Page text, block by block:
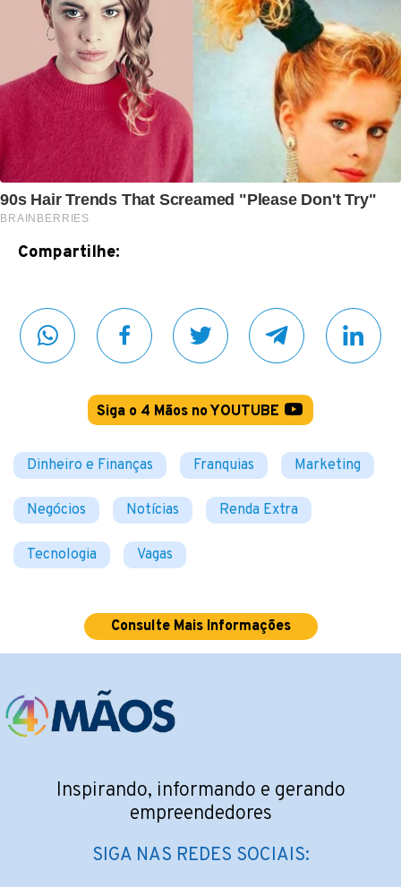
Compartilhe:
Siga o 4 Mãos no YOUTUBE
Dinheiro e Finanças Franquias Marketing
Negócios Notícias Renda Extra
Tecnologia Vagas
Consulte Mais Informações
Inspirando, informando e gerando
empreendedores
SIGA NAS REDES SOCIAIS: